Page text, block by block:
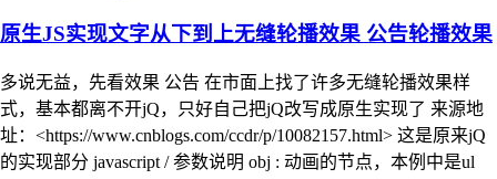
原生JS实现文字从下到上无缝轮播效果 公告轮播效果
多说无益，先看效果 公告 在市面上找了许多无缝轮播效果样
式，基本都离不开jQ，只好自己把jQ改写成原生实现了 来源地
址：<https://www.cnblogs.com/ccdr/p/10082157.html> 这是原来jQ
的实现部分 javascript / 参数说明 obj : 动画的节点，本例中是ul